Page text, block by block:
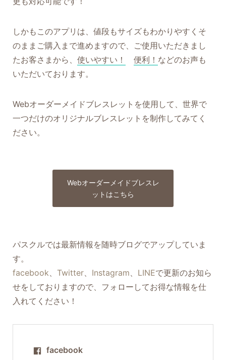
しかもこのアプリは、値段もサイズもわかりやすくそ
のままご購入まで進めますので、ご使用いただきまし
たお客さまから、 使いやすい！ 便利！ などのお声も
いただいております。
Webオーダーメイドブレスレットを使用して、世界で
一つだけのオリジナルブレスレットを制作してみてく
ださい。
Webオーダーメイドブレスレ
ットはこちら
パスクルでは最新情報を随時ブログでアップしていま
す。
facebook
Twitter Instagram LINEで更新のお知ら
せをしておりますので、フォローしてお得な情報を仕
入れてください！
facebook